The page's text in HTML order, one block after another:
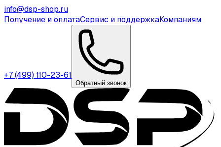
info@dsp-shop.ru
Получение и оплатаСервис и поддержкаКомпаниям
+7 (499) 110-23-61
Обратный звонок